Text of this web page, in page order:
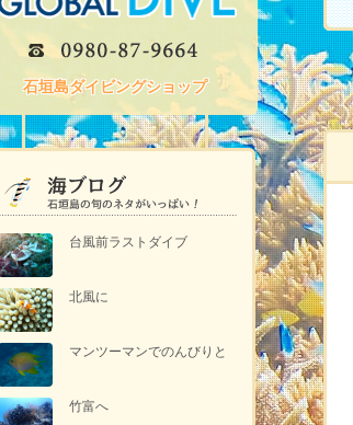
石垣島ダイビングショップ
台風前ラストダイブ
北風に
マンツーマンでのんびりと
竹富へ